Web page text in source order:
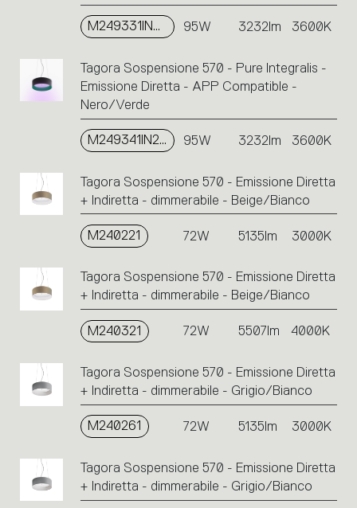
M249331IN2APP 95W 3232lm 3600K
Tagora Sospensione 570 - Pure Integralis -
Emissione Diretta - APP Compatible -
Nero/Verde
M249341IN2APP 95W 3232lm 3600K
Tagora Sospensione 570 - Emissione Diretta
+ Indiretta - dimmerabile - Beige/Bianco
M240221 72W 5135lm 3000K
Tagora Sospensione 570 - Emissione Diretta
+ Indiretta - dimmerabile - Beige/Bianco
M240321 72W 5507lm 4000K
Tagora Sospensione 570 - Emissione Diretta
+ Indiretta - dimmerabile - Grigio/Bianco
M240261 72W 5135lm 3000K
Tagora Sospensione 570 - Emissione Diretta
+ Indiretta - dimmerabile - Grigio/Bianco